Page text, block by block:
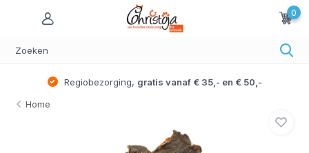
0
Regiobezorging, gratis vanaf € 35,- en € 50,-
Home